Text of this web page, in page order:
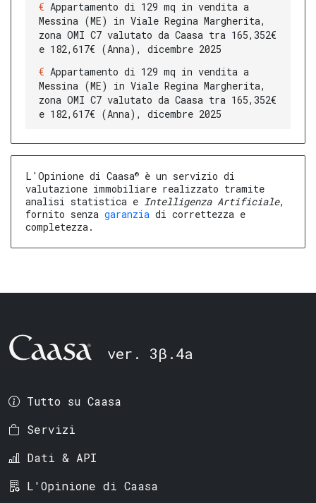
Appartamento di 129 mq in vendita a
Messina (ME) in Viale Regina Margherita,
zona OMI C7 valutato da Caasa tra 165,352€
e 182,617€ (Anna), dicembre 2025
Appartamento di 129 mq in vendita a
Messina (ME) in Viale Regina Margherita,
zona OMI C7 valutato da Caasa tra 165,352€
e 182,617€ (Anna), dicembre 2025
L'Opinione di Caasa®
è un servizio di
valutazione immobiliare realizzato tramite
analisi statistica e Intelligenza Artificiale,
fornito senza garanzia di correttezza e
completezza.
ver. 3β.4a
Tutto su Caasa
Servizi
Dati & API
L'Opinione di Caasa